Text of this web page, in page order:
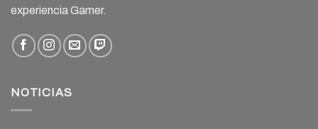
experiencia Gamer.
NOTICIAS